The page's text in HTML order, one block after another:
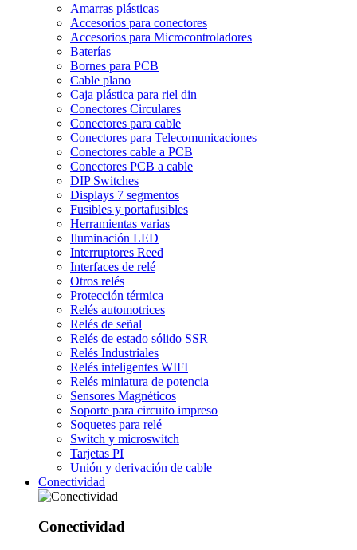
Amarras plásticas
Accesorios para conectores
Accesorios para Microcontroladores
Baterías
Bornes para PCB
Cable plano
Caja plástica para riel din
Conectores Circulares
Conectores para cable
Conectores para Telecomunicaciones
Conectores cable a PCB
Conectores PCB a cable
DIP Switches
Displays 7 segmentos
Fusibles y portafusibles
Herramientas varias
Iluminación LED
Interruptores Reed
Interfaces de relé
Otros relés
Protección térmica
Relés automotrices
Relés de señal
Relés de estado sólido SSR
Relés Industriales
Relés inteligentes WIFI
Relés miniatura de potencia
Sensores Magnéticos
Soporte para circuito impreso
Soquetes para relé
Switch y microswitch
Tarjetas PI
Unión y derivación de cable
Conectividad
Conectividad